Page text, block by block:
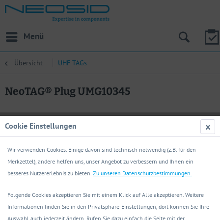
Menü
Übersicht UHF TAGs
NeoTAG® Plug UMG10345
Cookie Einstellungen
Wir verwenden Cookies. Einige davon sind technisch notwendig (z.B. für den
Merkzettel), andere helfen uns, unser Angebot zu verbessern und Ihnen ein
besseres Nutzererlebnis zu bieten. Zu unseren Datenschutzbestimmungen.
Folgende Cookies akzeptieren Sie mit einem Klick auf Alle akzeptieren. Weitere
Informationen finden Sie in den Privatsphäre-Einstellungen, dort können Sie Ihre
Auswahl auch jederzeit ändern. Rufen Sie dazu einfach die Seite mit der